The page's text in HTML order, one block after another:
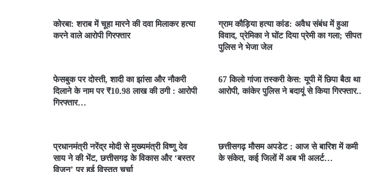
कोरबा: शराब में चूहा मारने की दवा मिलाकर हत्या
करने वाले आरोपी गिरफ्तार
ग्राम कौड़िया हत्या कांड: अवैध संबंध में हुआ
विवाद, प्रेमिका ने घोंट दिया प्रेमी का गला; सीपत
पुलिस ने भेजा जेल
फेसबुक पर दोस्ती, शादी का झांसा और नौकरी
दिलाने के नाम पर ₹10.98 लाख की ठगी : आरोपी
गिरफ्तार…
67 किलो गांजा तस्करी केस: यूपी में छिपा बैठा था
आरोपी, कांकेर पुलिस ने बदायूं से किया गिरफ्तार..
प्रधानमंत्री नरेंद्र मोदी से मुख्यमंत्री विष्णु देव
साय ने की भेंट, छत्तीसगढ़ के विकास और ‘बस्तर
विजन’ पर हुई विस्तृत चर्चा
छत्तीसगढ़ मौसम अपडेट : आज से बारिश में कमी
के संकेत, कई जिलों में अब भी अलर्ट…